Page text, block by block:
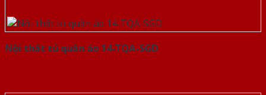
Nội thất tủ quần áo 14-TQA-SGD